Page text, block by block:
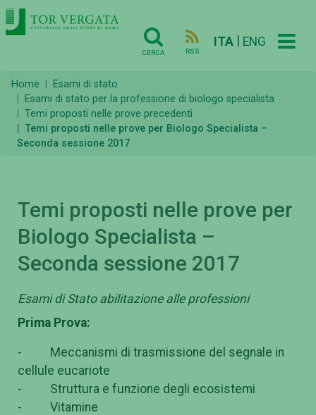
CERCA RSS
ITA ENG
Home
Esami di stato
Esami di stato per la professione di biologo specialista
Temi proposti nelle prove precedenti
Temi proposti nelle prove per Biologo Specialista –
Seconda sessione 2017
Temi proposti nelle prove per
Biologo Specialista –
Seconda sessione 2017
Esami di Stato abilitazione alle professioni
Prima Prova:
- Meccanismi di trasmissione del segnale in
cellule eucariote
- Struttura e funzione degli ecosistemi
- Vitamine